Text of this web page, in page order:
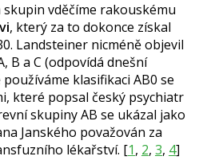
vděčíme rakouskému
, který za to dokonce získal
Landsteiner nicméně objevil
B a C (odpovídá dnešní
klasifikaci AB0 se
které popsal český psychiatr
skupiny AB se ukázal jako
Janského považován za
lékařství. [1, 2, 3, 4]